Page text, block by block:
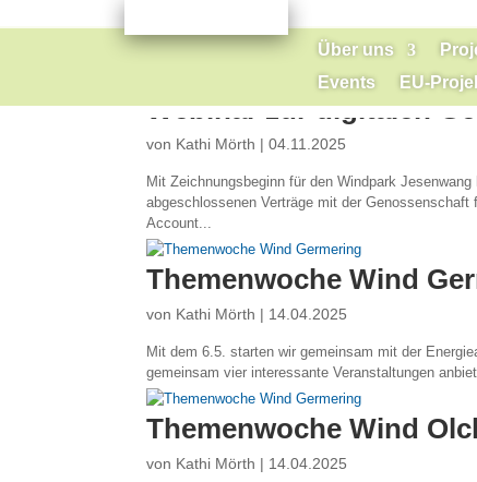
Über uns
Events
EU-
Webinar zur digitalen
von Kathi Mörth |04.11.2025
Mit Zeichnungsbeginn für den Windpark
abgeschlossenen Verträge mit der
Account...
Themenwoche Wind
von Kathi Mörth | 14.04.2025
Mit dem 6.5. starten wir gemeinsam mit der
gemeinsam vier interessante Veranstaltungen
Themenwoche Wind
von Kathi Mörth | 14.04.2025